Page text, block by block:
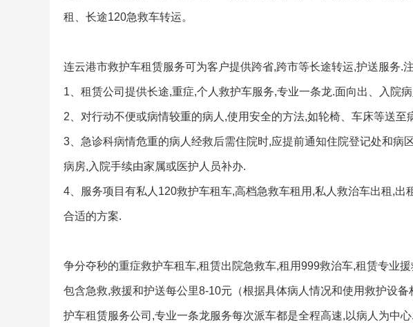
租、长途120急救车转运。
连云港市救护车租赁服务可为客户提供跨省,跨市等长途转运,护送服务.注
1、租赁公司提供长途,重症,个人救护车服务,专业一条龙.面向出、入院
2、对行动不便或病情较重的病人,使用安全的方法,如轮椅、车床等送至
3、急诊科病情危重的病人经救后需住院时,应提前通知住院登记处和病
病房,入院手续由家属或医护人员补办.
4、服务项目有私人120救护车租车,高档急救车租用,私人救治车出租,
合适的方案.
争分夺秒的重症救护车租车,租赁出院急救车,租用999救治车,租赁专业
包含急救,救援和护送每公里8-10元（根据具体病人情况和使用救护设
护车租赁服务公司,专业一条龙服务每次派车都是全程高速,以病人为中心.